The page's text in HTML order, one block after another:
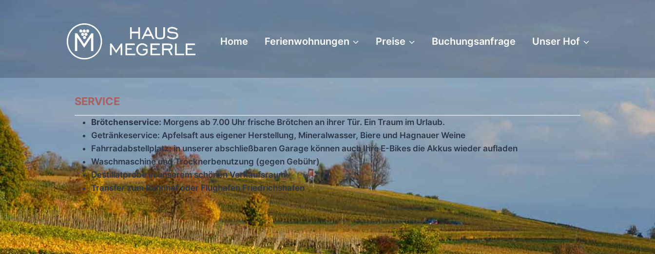
Home Ferienwohnungen Preise Buchungsanfrage Unser Hof
SERVICE
Brötchenservice: Morgens ab 7.00 Uhr frische Brötchen an ihrer Tür. Ein Traum im Urlaub.
Getränkeservice: Apfelsaft aus eigener Herstellung, Mineralwasser, Biere und Hagnauer Weine
Fahrradabstellplatz: in unserer abschließbaren Garage können auch Ihre E-Bikes die Akkus wieder aufladen
Waschmaschine und Trocknerbenutzung (gegen Gebühr)
Destillatprobe in unserem schönen Verkaufsraum
Transfer zum Bahnhof oder Flughafen Friedrichshafen